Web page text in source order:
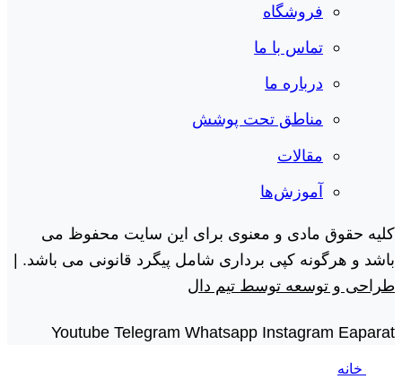
فروشگاه
تماس با ما
درباره ما
مناطق تحت پوشش
مقالات
آموزش‌ها
کلیه حقوق مادی و معنوی برای این سایت محفوظ می
باشد و هرگونه کپی برداری شامل پیگرد قانونی می باشد. |
طراحی و توسعه توسط تیم دال
Youtube Telegram Whatsapp Instagram Eaparat
خانه